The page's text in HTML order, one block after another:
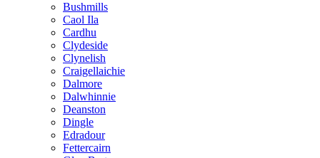
Bushmills
Caol Ila
Cardhu
Clydeside
Clynelish
Craigellaichie
Dalmore
Dalwhinnie
Deanston
Dingle
Edradour
Fettercairn